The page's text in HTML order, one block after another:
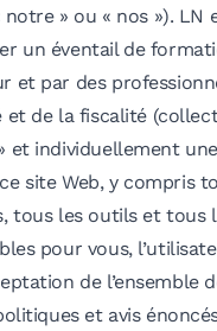
notre » ou « nos »). LN
un éventail de
et par des
de la fiscalité
et individuellement
site Web, y compris
tous les outils et tous
pour vous,
de l’ensemble
et avis